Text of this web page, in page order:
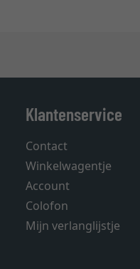
Klantenservice
Contact
Winkelwagentje
Account
Colofon
Mijn verlanglijstje